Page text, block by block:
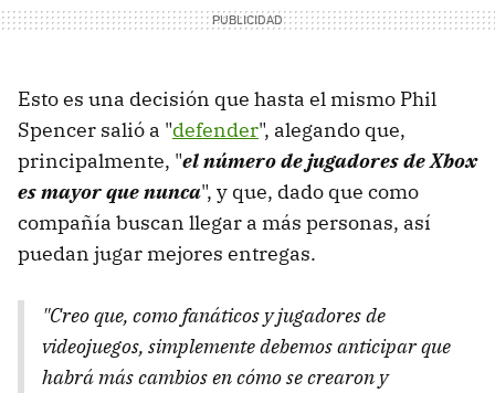
Esto es una decisión que hasta el mismo Phil
Spencer salió a "defender", alegando que,
principalmente, "el número de jugadores de Xbox
es mayor que nunca", y que, dado que como
compañía buscan llegar a más personas, así
puedan jugar mejores entregas.
"Creo que, como fanáticos y jugadores de
videojuegos, simplemente debemos anticipar que
habrá más cambios en cómo se crearon y